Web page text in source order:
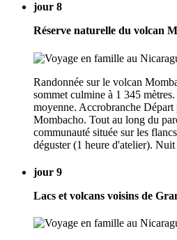
jour 8
Réserve naturelle du volcan
Randonnée sur le volcan
sommet culmine à 1 345
moyenne. Accrobranche
Mombacho. Tout au long du
communauté située sur les
déguster (1 heure d'atelier).
jour 9
Lacs et volcans voisins de